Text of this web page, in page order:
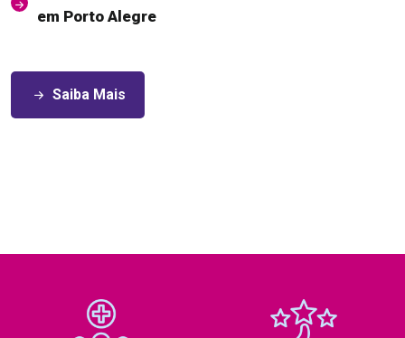
em Porto Alegre
Saiba Mais